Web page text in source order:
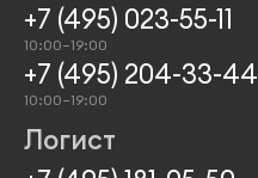
+7 (495) 023-55-11
10:00–19:00
+7 (495) 204-33-44
10:00–19:00
Логист